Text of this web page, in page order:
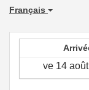
Français